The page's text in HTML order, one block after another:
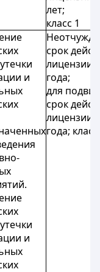
лет;
класс 1
и
и
срок
лицензии -
года;
для
срок
лицензии -
года;